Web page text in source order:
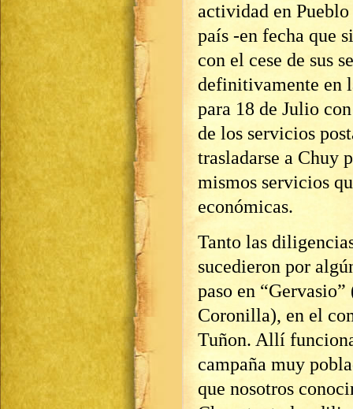
actividad en
país -en fecha que
con el cese de sus
definitivamente en
para 18 de Julio
de los servicios
trasladarse a Chuy
mismos servicios
económicas.
Tanto las
sucedieron por
paso en
Coronilla), en el
Tuñon. Allí
campaña muy
que nosotros